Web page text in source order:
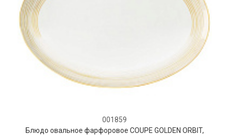
001859
Блюдо овальное фарфоровое COUPE GOLDEN ORBIT,